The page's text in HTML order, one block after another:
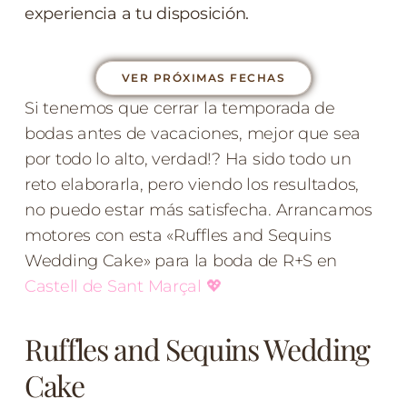
experiencia a tu disposición.
VER PRÓXIMAS FECHAS
Si tenemos que cerrar la temporada de
bodas antes de vacaciones, mejor que sea
por todo lo alto, verdad!? Ha sido todo un
reto elaborarla, pero viendo los resultados,
no puedo estar más satisfecha. Arrancamos
motores con esta «Ruffles and Sequins
Wedding Cake» para la boda de R+S en
Castell de Sant Marçal 💖
Ruffles and Sequins Wedding
Cake